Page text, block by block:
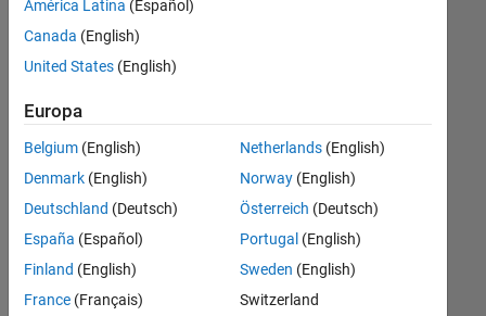
es
keine
offenen
Stellen,
Ihren
Suchkriterien
entsprechen.
können
die
Suchkriterien
weiter
fassen
América Latina (Español)
Canada (English)
United States (English)
Europa
Belgium (English)
Denmark (English)
Deutschland (Deutsch)
España (Español)
Finland (English)
France (Français)
Netherlands(English)
Norway(English)
Österreich (Deutsch)
Portugal (English)
Sweden (English)
Switzerland